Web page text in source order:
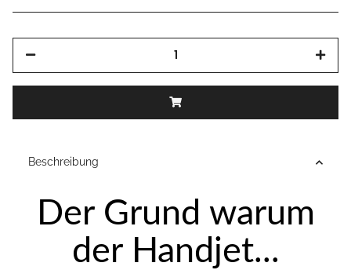
Beschreibung
Der Grund warum
der Handjet...